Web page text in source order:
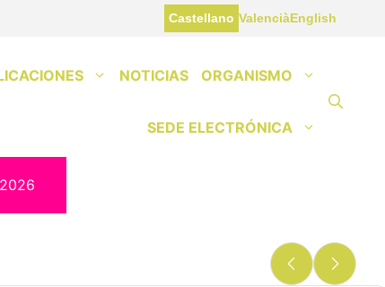
Castellano ValenciàEnglish
NOTICIAS ORGANISMO
SEDE ELECTRÓNICA